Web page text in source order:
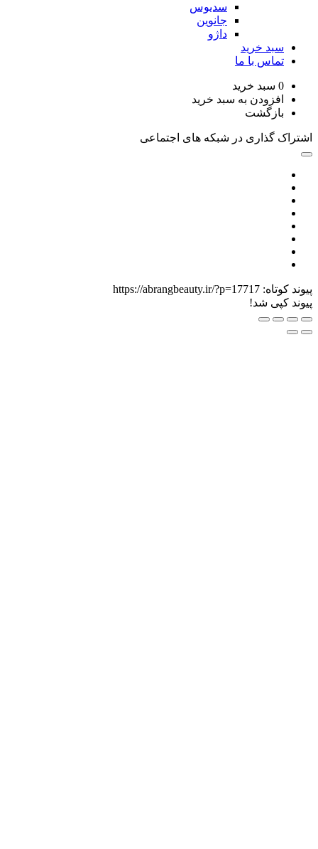
سدیوس
خرید
با ما
سبد خرید
به سبد خرید
در شبکه های اجتماعی
https://abrangbeauty.ir/?p=17717
شد!